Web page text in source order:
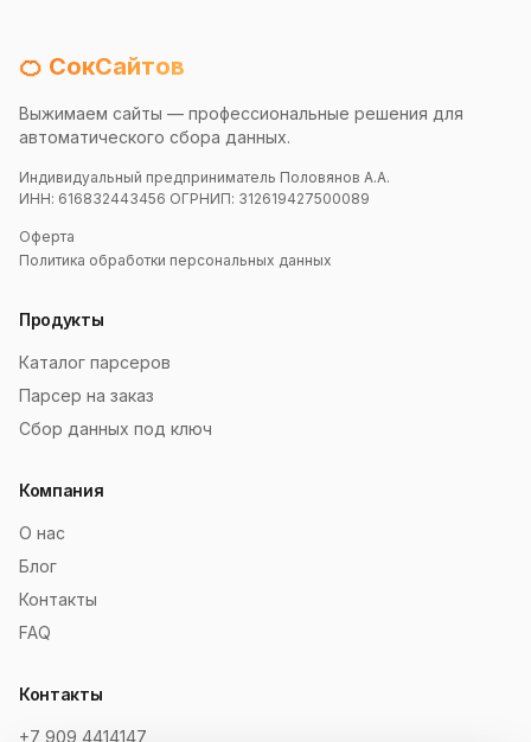
🍊 СокСайтов
Выжимаем сайты — профессиональные решения для
автоматического сбора данных.
Индивидуальный предприниматель Половянов А.А.
ИНН: 616832443456 ОГРНИП: 312619427500089
Оферта
Политика обработки персональных данных
Продукты
Каталог парсеров
Парсер на заказ
Сбор данных под ключ
Компания
О нас
Блог
Контакты
FAQ
Контакты
+7 909 4414147